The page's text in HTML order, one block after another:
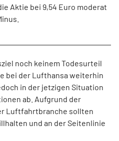
Aktie bei 9,54 Euro moderat
noch keinem Todesurteil
bei der Lufthansa weiterhin
in der jetzigen Situation
ab. Aufgrund der
Luftfahrtbranche sollten
und an der Seitenlinie